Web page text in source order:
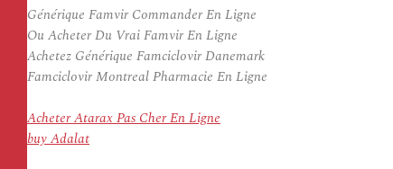
Générique Famvir Commander En Ligne
Ou Acheter Du Vrai Famvir En Ligne
Achetez Générique Famciclovir Danemark
Famciclovir Montreal Pharmacie En Ligne
Acheter Atarax Pas Cher En Ligne
buy Adalat